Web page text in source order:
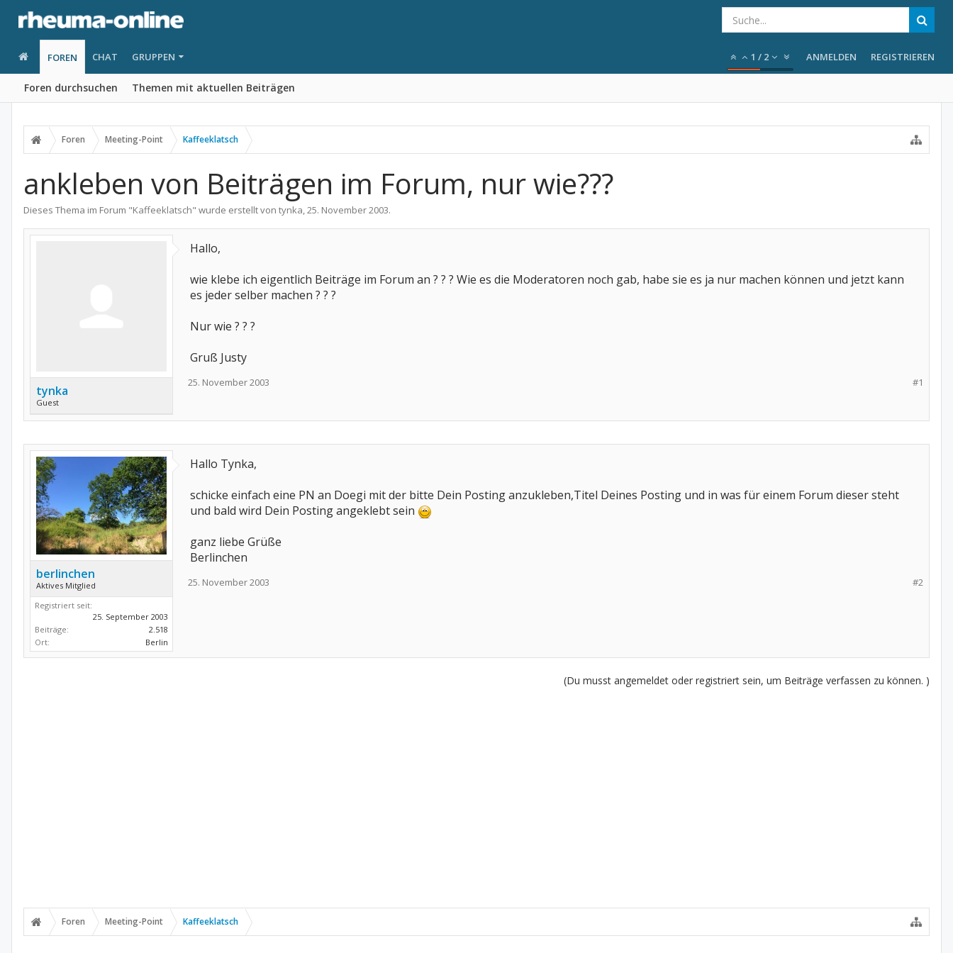
FOREN
Foren durchsuchen Themen mit aktuellen Beiträgen
CHAT GRUPPEN 1 / 2 ANMELDEN REGISTRIEREN
Foren Meeting-Point Kaffeeklatsch
ankleben von Beiträgen im Forum, nur wie???
Dieses Thema im Forum "Kaffeeklatsch" wurde erstellt von tynka,25. November 2003.
tynka
Guest
Hallo,
wie klebe ich eigentlich Beiträge im Forum an ? ? ? Wie es die Moderatoren noch gab, habe sie es ja nur machen können und jetzt kann
es jeder selber machen ? ? ?
Nur wie ? ? ?
Gruß Justy
#1
25. November 2003
berlinchen
Aktives Mitglied
Registriert seit:
25. September 2003
Beiträge:
2.518
Ort:
Berlin
Hallo Tynka,
schicke einfach eine PN an Doegi mit der bitte Dein Posting anzukleben,Titel Deines Posting und in was für einem Forum dieser steht
und bald wird Dein Posting angeklebt sein
ganz liebe Grüße
Berlinchen
#2
25. November 2003
(Du musst angemeldet oder registriert sein, um Beiträge verfassen zu können. )
Foren Meeting-Point Kaffeeklatsch